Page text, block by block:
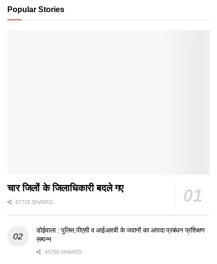
Popular Stories
चार जिलों के जिलाधिकारी बदले गए
67718 SHARES
डोईवाला : पुलिस,पीएसी व आईआरबी के जवानों का आपदा प्रबंधन प्रशिक्षण
सम्पन्न
45786 SHARES